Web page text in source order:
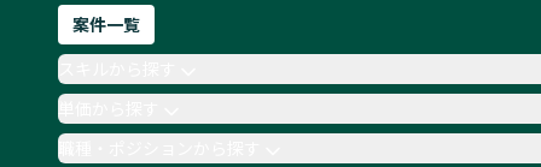
案件一覧
単価から探す
職種・ポジションから探す